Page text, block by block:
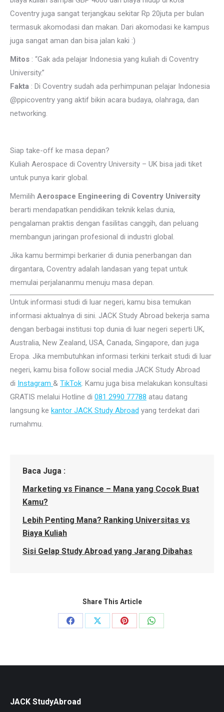
Coventry juga sangat terjangkau sekitar Rp 20juta per bulan
termasuk akomodasi dan makan. Dari akomodasi ke kampus
juga sangat aman dan bisa jalan kaki :)
Mitos : “Gak ada pelajar Indonesia yang kuliah di Coventry
University.”
Fakta : Di Coventry sudah ada perhimpunan pelajar Indonesia
@ppicoventry yang aktif bikin acara budaya, olahraga, dan
networking.
Siap take-off ke masa depan?
Kuliah Aerospace di Coventry University – UK bisa jadi tiket
untuk punya karir global.
Memilih Aerospace Engineering di Coventry University
berarti mendapatkan pendidikan teknik kelas dunia,
pengalaman praktis dengan fasilitas canggih, dan peluang
membangun jaringan profesional di industri global.
Jika kamu bermimpi berkarier di dunia penerbangan dan
dirgantara, Coventry adalah landasan yang tepat untuk
memulai perjalananmu menuju masa depan.
Untuk informasi studi di luar negeri, kamu bisa temukan
informasi aktualnya di sini. JACK Study Abroad bekerja sama
dengan berbagai institusi top dunia di luar negeri seperti UK,
Australia, New Zealand, USA, Canada, Singapore, dan juga
Eropa. Jika membutuhkan informasi terkini terkait studi di luar
negeri, kamu bisa follow social media JACK Study Abroad
di Instagram & TikTok. Kamu juga bisa melakukan konsultasi
GRATIS melalui Hotline di 081 2990 77788 atau datang
langsung ke kantor JACK Study Abroad yang terdekat dari
rumahmu.
Baca Juga :
Marketing vs Finance – Mana yang Cocok Buat
Kamu?
Lebih Penting Mana? Ranking Universitas vs
Biaya Kuliah
Sisi Gelap Study Abroad yang Jarang Dibahas
Share This Article
Share
Share
Share
Share
JACK StudyAbroad